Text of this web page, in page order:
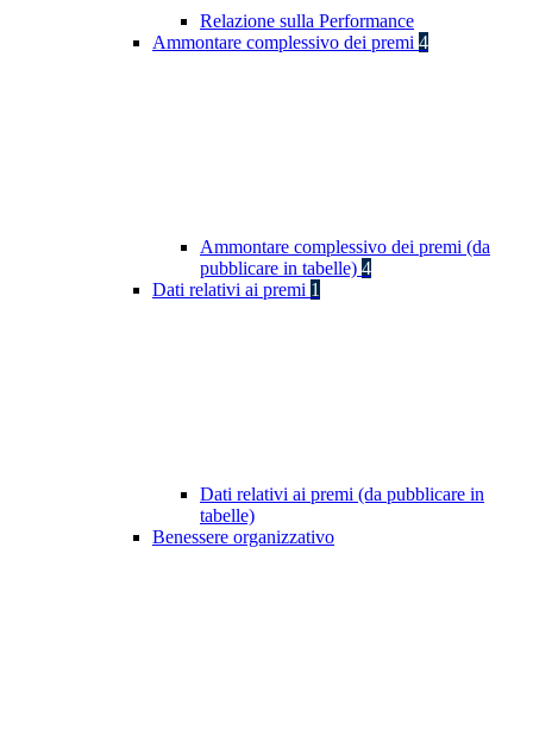
Relazione sulla Performance
Ammontare complessivo dei premi 4
Ammontare complessivo dei premi (da
pubblicare in tabelle) 4
Dati relativi ai premi 1
Dati relativi ai premi (da pubblicare in
tabelle)
Benessere organizzativo